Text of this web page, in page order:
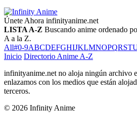
Únete Ahora infinityanime.net
LISTA A-Z Buscando anime ordenado
A a la Z.
All#0-9ABCDEFGHIJKLMNOPQRST
Inicio Directorio Anime A-Z
infinityanime.net no aloja ningún archivo
enlazamos con los medios que están
terceros.
© 2026 Infinity Anime